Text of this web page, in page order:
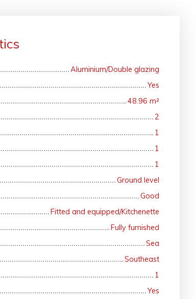
Aluminium/Double glazing
Yes
48.96 m²
2
1
1
1
Ground level
Good
Fitted and equipped/Kitchenette
Fully furnished
Sea
Southeast
1
Yes